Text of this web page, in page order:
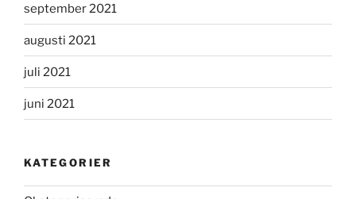
september 2021
augusti 2021
juli 2021
juni 2021
KATEGORIER